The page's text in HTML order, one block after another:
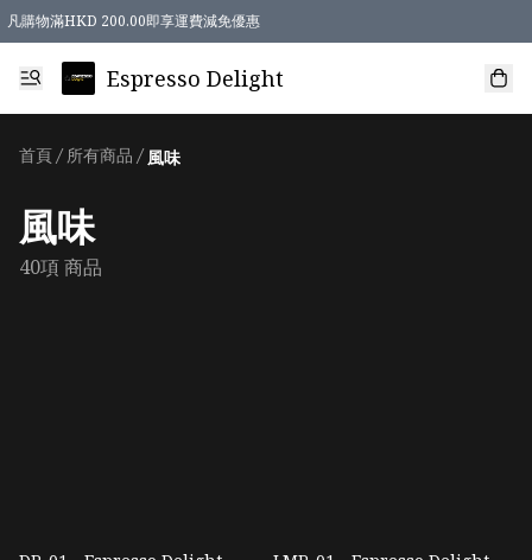
凡購物滿HKD 200.00即享運費減免優惠
Espresso Delight
首頁 / 所有商品 / 風味
風味
40項 商品